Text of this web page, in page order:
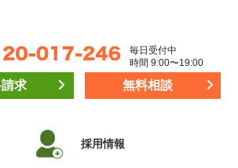
毎日受付中
時間 9:00〜19:00
求 無料相談
採用情報